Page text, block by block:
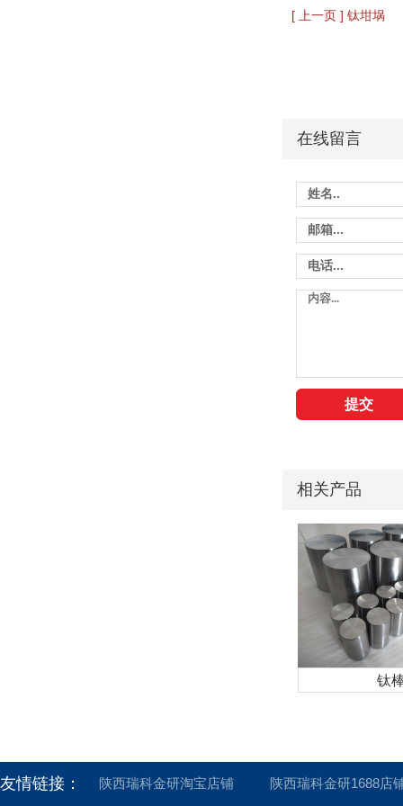
[ 上一页 ] 钛坩埚
在线留言
相关产品
钛
友情链接： 陕西瑞科金研淘宝店铺 陕西瑞科金研1688店